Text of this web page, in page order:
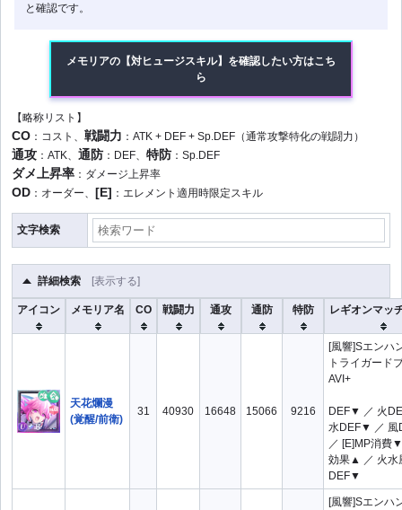
と確認です。
メモリアの【対ヒュージスキル】を確認したい方はこち
ら
【略称リスト】
CO ：コスト、 戦闘力 ：ATK + DEF + Sp.DEF（通常攻撃特化の戦闘力）
通攻 ：ATK、 通防 ：DEF、 特防 ：Sp.DEF
ダメ上昇率 ：ダメージ上昇率
OD ：オーダー、 [E] ：エレメント適用時限定スキル
文字検索
詳細検索
メモリア種 全て 通常範囲攻撃
水
闇
アイコン メモリア名 CO 戦闘力 通攻 通防 特防 レギオンマッ
天花爛漫
(覚醒/前衛)
31 40930 16648 15066 9216
[風響]Sエンハ
トライガード
AVI+
DEF▼ ／ 火
水DEF▼ ／
／ [E]MP消費
効果▲ ／ 火水
DEF▼
[風響]Sエンハ